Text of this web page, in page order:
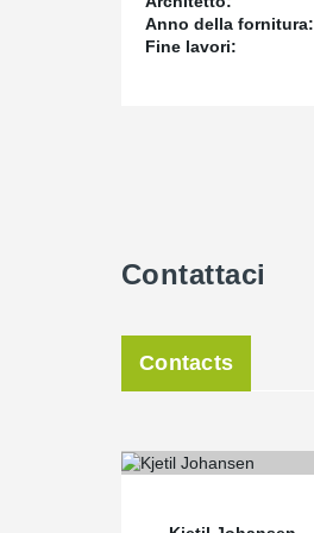
Anno della fornitura:
Fine lavori:
Contattaci
Contacts